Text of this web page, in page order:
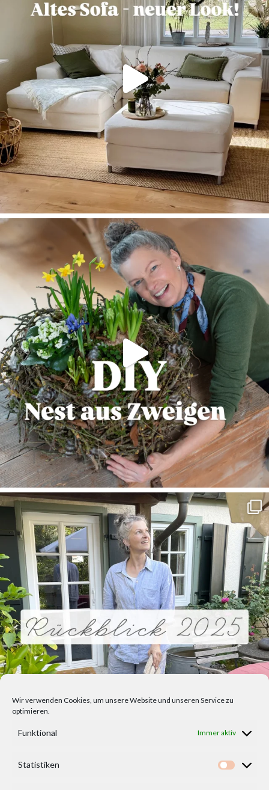
Wir verwenden Cookies, um unsere Website und unseren Service zu
optimieren.
Funktional Immer aktiv
Statistiken